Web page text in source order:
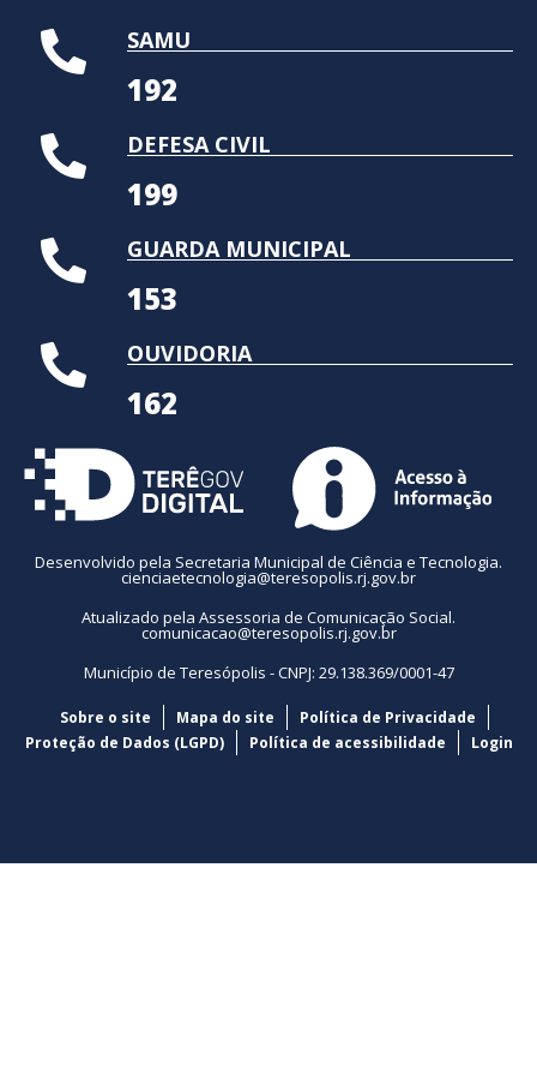
SAMU
192
DEFESA CIVIL
199
GUARDA MUNICIPAL
153
OUVIDORIA
162
Desenvolvido pela Secretaria Municipal de Ciência e Tecnologia.
cienciaetecnologia@teresopolis.rj.gov.br
Atualizado pela Assessoria de Comunicação Social.
comunicacao@teresopolis.rj.gov.br
Município de Teresópolis - CNPJ: 29.138.369/0001-47
Sobre o site Mapa do site
Política de Privacidade
Proteção de Dados (LGPD)
Política de acessibilidade Login